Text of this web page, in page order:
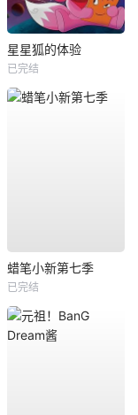
星星狐的体验
已完结
蜡笔小新第七季
已完结